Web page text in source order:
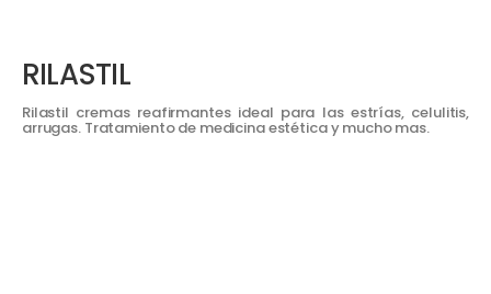
RILASTIL
Rilastil cremas reafirmantes ideal para las estrías, celulitis,
arrugas. Tratamiento de medicina estética y mucho mas.